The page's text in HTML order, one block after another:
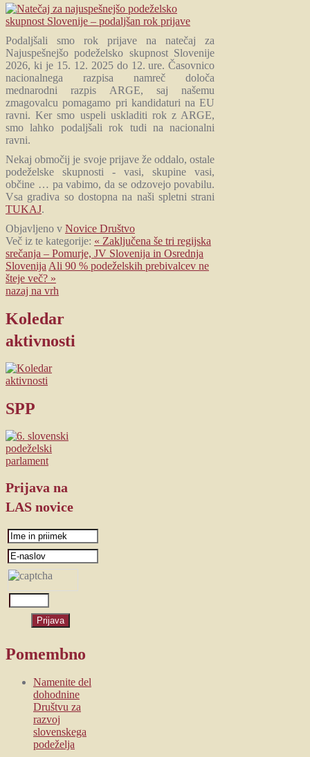
Podaljšali smo rok prijave na natečaj za
Najuspešnejšo podeželsko skupnost Slovenije
2026, ki je 15. 12. 2025 do 12. ure. Časovnico
nacionalnega razpisa namreč določa
mednarodni razpis ARGE, saj našemu
zmagovalcu pomagamo pri kandidaturi na EU
ravni. Ker smo uspeli uskladiti rok z ARGE,
smo lahko podaljšali rok tudi na nacionalni
ravni.
Nekaj območij je svoje prijave že oddalo, ostale
podeželske skupnosti - vasi, skupine vasi,
občine … pa vabimo, da se odzovejo povabilu.
Vsa gradiva so dostopna na naši spletni strani
TUKAJ.
Objavljeno v Novice Društvo
Več iz te kategorije: « Zaključena še tri regijska
srečanja – Pomurje, JV Slovenija in Osrednja
Slovenija Ali 90 % podeželskih prebivalcev ne
šteje več? »
nazaj na vrh
Koledar
aktivnosti
SPP
Prijava na
LAS novice
Pomembno
Namenite del
dohodnine
Društvu za
razvoj
slovenskega
podeželja